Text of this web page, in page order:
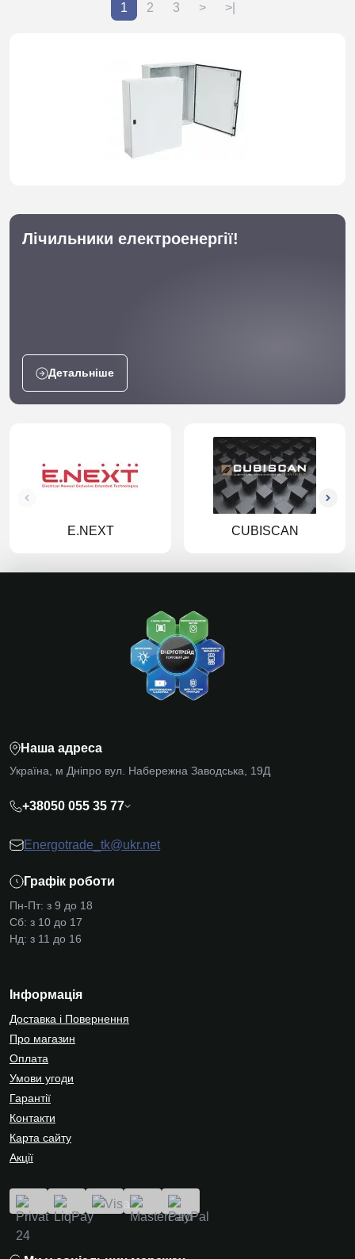
1 2 3 > >|
Лічильники електроенергії!
Детальніше
E.NEXT CUBISCAN
Наша адреса
Україна, м Дніпро вул. Набережна Заводська, 19Д
+38050 055 35 77
Energotrade_tk@ukr.net
Графік роботи
Пн-Пт: з 9 до 18
Сб: з 10 до 17
Нд: з 11 до 16
Інформація
Доставка і Повернення
Про магазин
Оплата
Умови угоди
Гарантії
Контакти
Карта сайту
Акції